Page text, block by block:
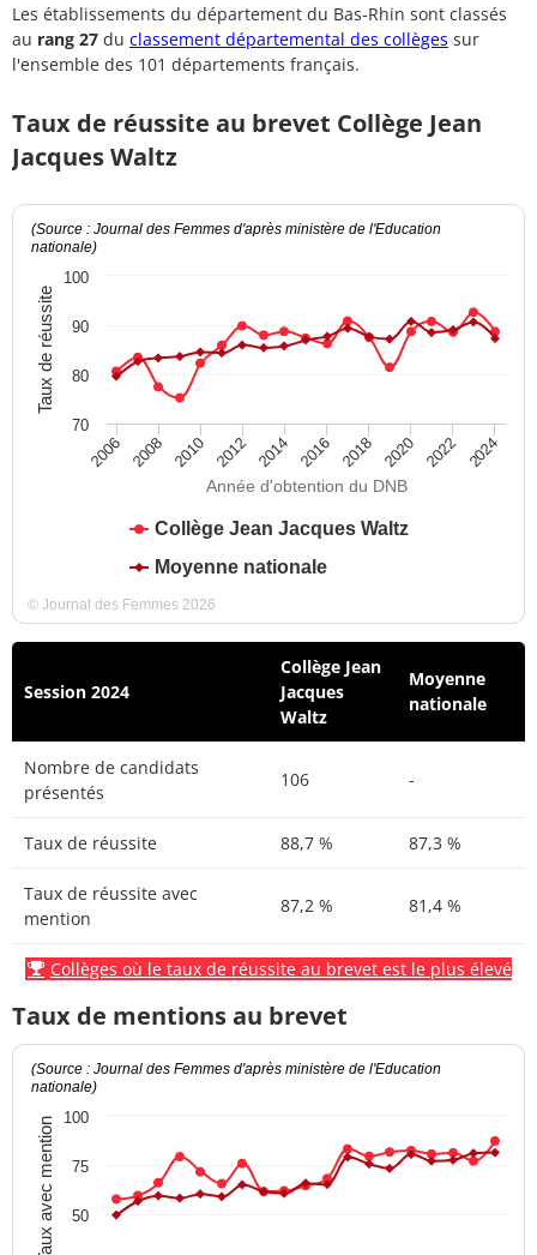
Les établissements du département du Bas-Rhin sont classés
au rang 27 du classement départemental des collèges sur
l'ensemble des 101 départements français.
Taux de réussite au brevet Collège Jean
Jacques Waltz
Année d'obtention du DNB
Taux de réussite
(Source : Journal des Femmes d'après ministère de l'Education
nationale)
Collège Jean Jacques Waltz
Moyenne nationale
2006 2008 2010 2012 2014 2016 2018 2020 2022 2024
70
80
90
100
© Journal des Femmes 2026
Session 2024
Collège Jean
Jacques
Waltz
Moyenne
nationale
Nombre de candidats
présentés
106 -
Taux de réussite 88,7 % 87,3 %
Taux de réussite avec
mention
87,2 % 81,4 %
Collèges où le taux de réussite au brevet est le plus élevé
Taux de mentions au brevet
Taux avec mention
(Source : Journal des Femmes d'après ministère de l'Education
nationale)
50
75
100